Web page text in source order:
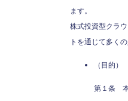
ます。
株式投資型クラ
トを通じて多く
（目的）
第１条